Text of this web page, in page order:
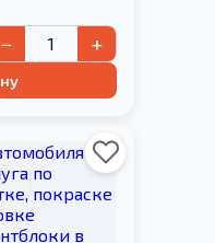
− +